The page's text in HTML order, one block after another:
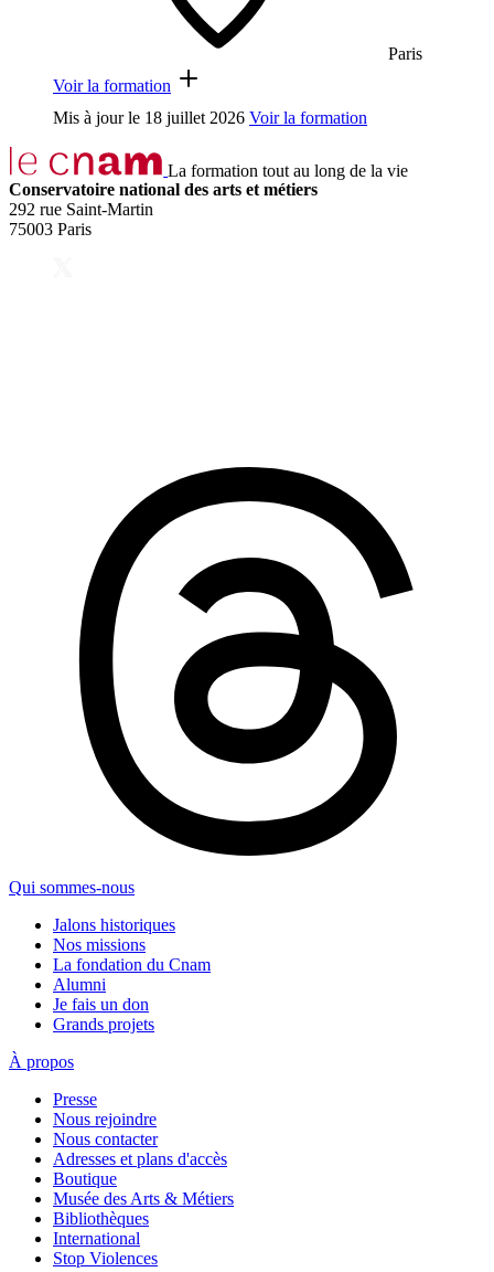
Paris
Voir la formation
Mis à jour le 18 juillet 2026 Voir la formation
La formation tout au long de la vie
Conservatoire national des arts et métiers
292 rue Saint-Martin
75003 Paris
Qui sommes-nous
Jalons historiques
Nos missions
La fondation du Cnam
Alumni
Je fais un don
Grands projets
À propos
Presse
Nous rejoindre
Nous contacter
Adresses et plans d'accès
Boutique
Musée des Arts & Métiers
Bibliothèques
International
Stop Violences